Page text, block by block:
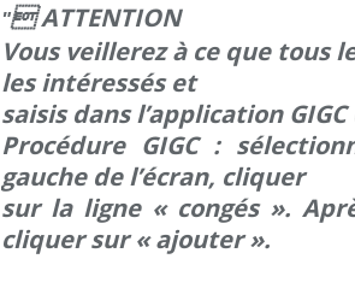
" ATTENTION
Vous veillerez à ce que tous
les intéressés et
saisis dans l’application
Procédure GIGC :
gauche de l’écran, cliquer
sur la ligne « congés ».
cliquer sur « ajouter ».